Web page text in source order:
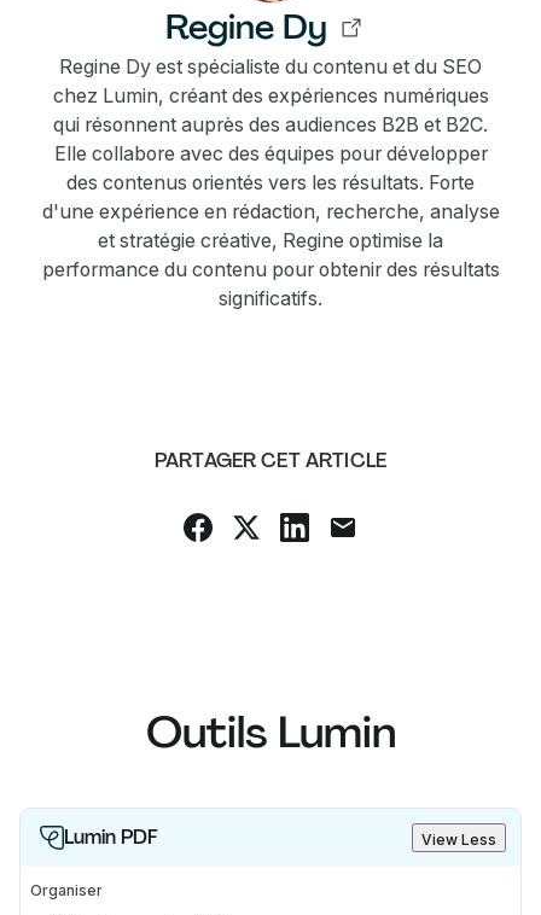
Regine Dy
Regine Dy est spécialiste du contenu et du SEO
chez Lumin, créant des expériences numériques
qui résonnent auprès des audiences B2B et B2C.
Elle collabore avec des équipes pour développer
des contenus orientés vers les résultats. Forte
d'une expérience en rédaction, recherche, analyse
et stratégie créative, Regine optimise la
performance du contenu pour obtenir des résultats
significatifs.
PARTAGER CET ARTICLE
Outils Lumin
Lumin PDF View Less
Organiser